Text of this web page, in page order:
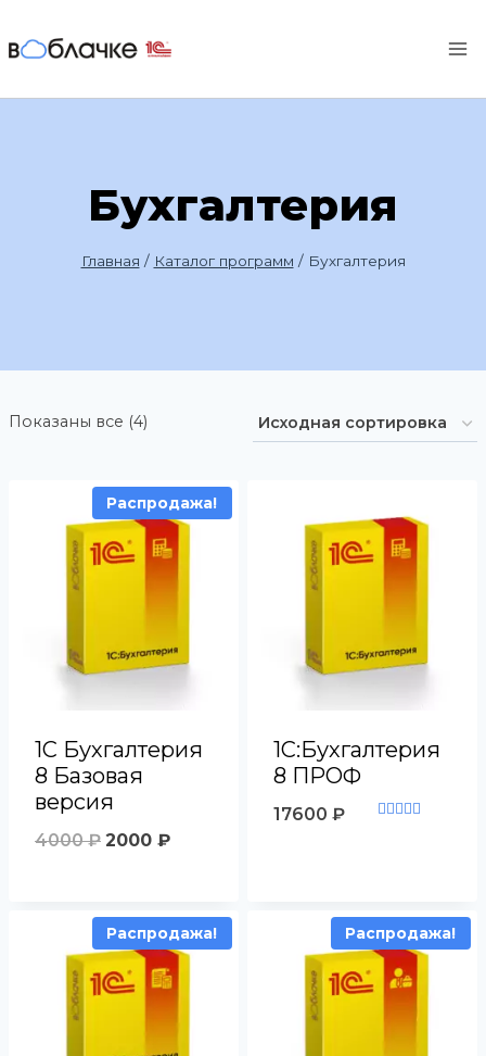
к
Бухгалтерия
Главная / Каталог программ / Бухгалтерия
Показаны все (4)
Распродажа!
1С Бухгалтерия
8 Базовая
версия
4000₽ Первоначальная
4000 ₽.
2000 ₽Текущая
1С:Бухгалтерия
8 ПРОФ
17600 ₽
Распродажа! Распродажа!